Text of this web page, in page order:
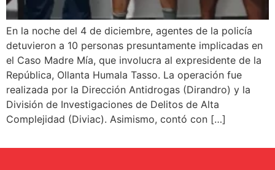
En la noche del 4 de diciembre, agentes de la policía
detuvieron a 10 personas presuntamente implicadas en
el Caso Madre Mía, que involucra al expresidente de la
República, Ollanta Humala Tasso. La operación fue
realizada por la Dirección Antidrogas (Dirandro) y la
División de Investigaciones de Delitos de Alta
Complejidad (Diviac). Asimismo, contó con […]